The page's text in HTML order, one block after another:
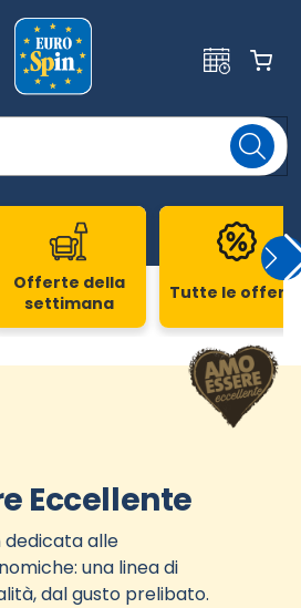
Offerte della
settimana
Tutte le
Eccellente
dedicata alle
una linea di
dal gusto prelibato.